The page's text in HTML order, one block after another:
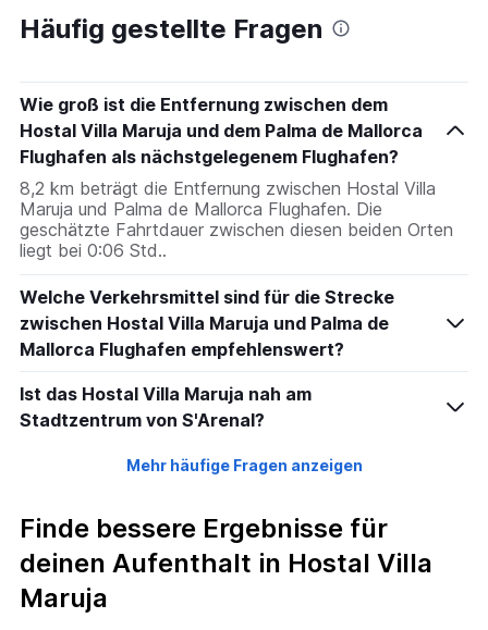
Häufig gestellte Fragen
Wie groß ist die Entfernung zwischen dem
Hostal Villa Maruja und dem Palma de Mallorca
Flughafen als nächstgelegenem Flughafen?
8,2 km beträgt die Entfernung zwischen Hostal Villa
Maruja und Palma de Mallorca Flughafen. Die
geschätzte Fahrtdauer zwischen diesen beiden Orten
liegt bei 0:06 Std..
Welche Verkehrsmittel sind für die Strecke
zwischen Hostal Villa Maruja und Palma de
Mallorca Flughafen empfehlenswert?
Ist das Hostal Villa Maruja nah am
Stadtzentrum von S'Arenal?
Mehr häufige Fragen anzeigen
Finde bessere Ergebnisse für
deinen Aufenthalt in Hostal Villa
Maruja